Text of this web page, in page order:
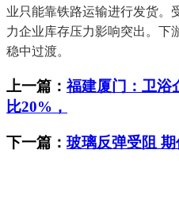
业只能靠铁路运输进行发货。
力企业库存压力影响突出。下
稳中过渡。
上一篇：福建厦门：卫浴
比20%，
下一篇： 玻璃反弹受阻